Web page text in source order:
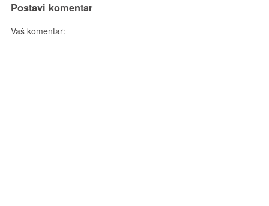
Postavi komentar
Vaš komentar: